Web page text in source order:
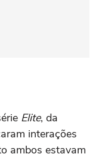
Elite, da
interações
ambos estavam